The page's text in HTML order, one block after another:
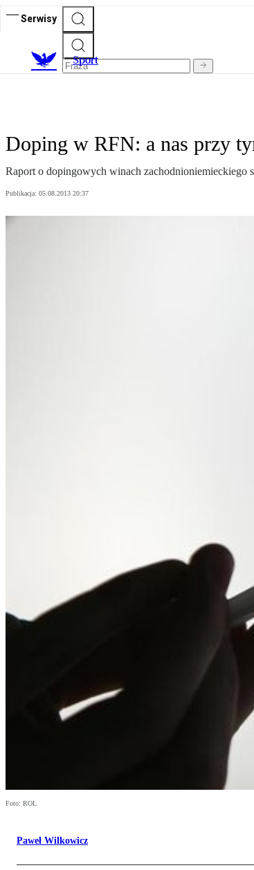
Serwisy
Sport
Doping w RFN: a nas przy
Raport o dopingowych winach zachodnioniemieckiego
Publikacja: 05.08.2013 20:37
Foto: ROL
Paweł Wilkowicz